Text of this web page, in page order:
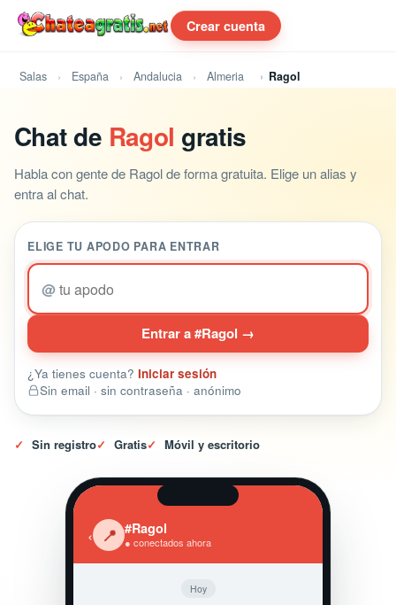
Crear cuenta
Salas España Andalucia Almeria Ragol
Chat de Ragol gratis
Habla con gente de Ragol de forma gratuita. Elige un alias y
entra al chat.
ELIGE TU APODO PARA ENTRAR
@
Entrar a #Ragol →
¿Ya tienes cuenta? Iniciar sesión
Sin email · sin contraseña · anónimo
✓ Sin registro✓ Gratis✓ Móvil y escritorio
‹ 📍 #Ragol
● conectados ahora
Hoy